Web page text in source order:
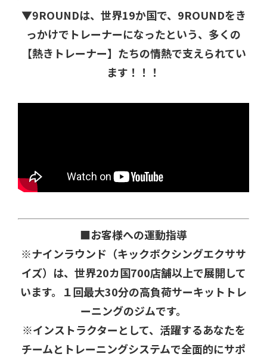
▼9ROUNDは、世界19か国で、9ROUNDをき
っかけでトレーナーになったという、多くの
【熱きトレーナー】たちの情熱で支えられてい
ます！！！
■お客様への運動指導
※ナインラウンド（キックボクシングエクササ
イズ）は、世界20カ国700店舗以上で展開して
います。１回最大30分の高負荷サーキットトレ
ーニングのジムです。
※インストラクターとして、活躍するあなたを
チームとトレーニングシステムで全面的にサポ